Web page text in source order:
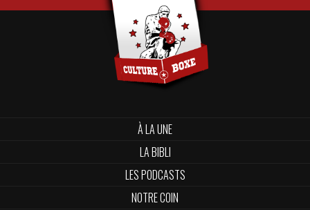
À LA UNE
LA BIBLI
LES PODCASTS
NOTRE COIN